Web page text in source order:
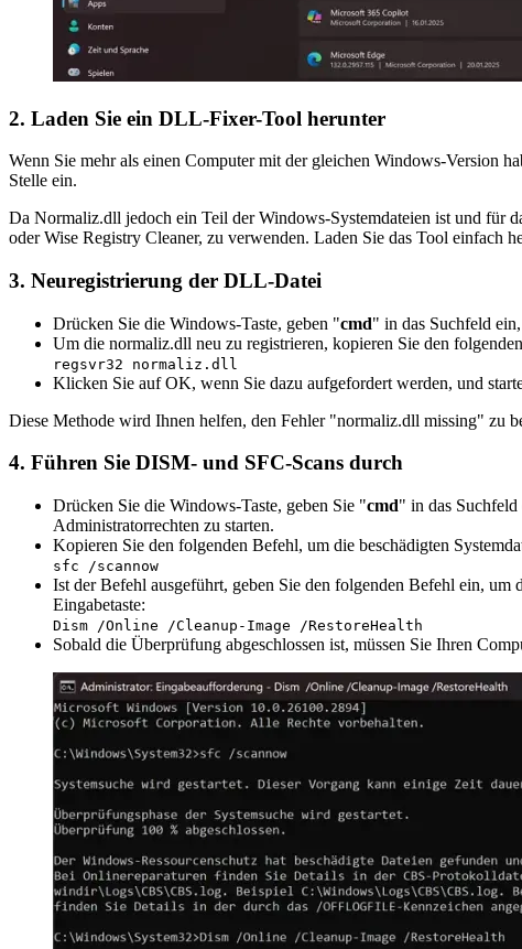
2. Laden Sie ein DLL-Fixer-Tool herunter
Wenn Sie mehr als einen Computer mit der gleichen Windows-Version
Stelle ein.
Da Normaliz.dll jedoch ein Teil der Windows-Systemdateien ist und für
oder Wise Registry Cleaner, zu verwenden. Laden Sie das Tool einfach
3. Neuregistrierung der DLL-Datei
Drücken Sie die Windows-Taste, geben "cmd" in das Suchfeld
Um die normaliz.dll neu zu registrieren, kopieren Sie den
regsvr32 normaliz.dll
Klicken Sie auf OK, wenn Sie dazu aufgefordert werden, und
Diese Methode wird Ihnen helfen, den Fehler "normaliz.dll missing" zu
4. Führen Sie DISM- und SFC-Scans durch
Drücken Sie die Windows-Taste, geben Sie "cmd" in das
Administratorrechten zu starten.
Kopieren Sie den folgenden Befehl, um die beschädigten
sfc /scannow
Ist der Befehl ausgeführt, geben Sie den folgenden Befehl ein,
Eingabetaste:
Dism /Online /Cleanup-Image /RestoreHealth
Sobald die Überprüfung abgeschlossen ist, müssen Sie Ihren